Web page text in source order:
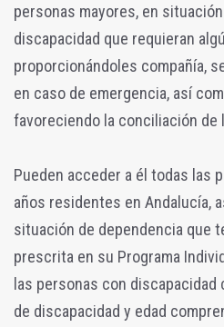
personas mayores, en
discapacidad que requieran
proporcionándoles compañía,
en caso de emergencia, así
favoreciendo la conciliación de
Pueden acceder a él todas las
años residentes en Andalucía,
situación de dependencia que
prescrita en su Programa
las personas con
de discapacidad y edad